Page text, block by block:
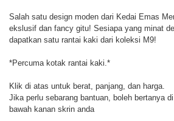
Salah satu design moden dari Kedai Emas
ekslusif dan fancy gitu! Sesiapa yang minat
dapatkan satu rantai kaki dari koleksi M9!
*Percuma kotak rantai kaki.*
Klik di atas untuk berat, panjang, dan harga.
Jika perlu sebarang bantuan, boleh bertanya
bawah kanan skrin anda